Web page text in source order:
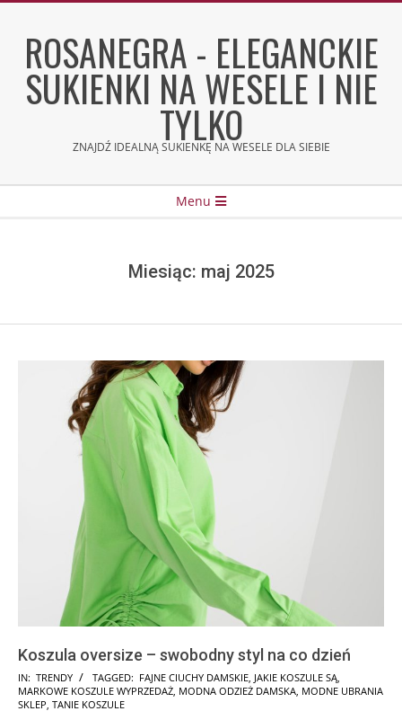
contentROSANEGRA - ELEGANCKIE
SUKIENKI NA WESELE I NIE
TYLKO
ZNAJDŹ IDEALNĄ SUKIENKĘ NA WESELE DLA SIEBIE
Menu
Miesiąc: maj 2025
Koszula oversize – swobodny styl na co dzień
2025-
05-
IN: TRENDY TAGGED: FAJNE CIUCHY DAMSKIE JAKIE KOSZULE SĄ
MARKOWE KOSZULE WYPRZEDAŻ MODNA ODZIEŻ DAMSKA MODNE UBRANIA
SKLEP TANIE KOSZULE